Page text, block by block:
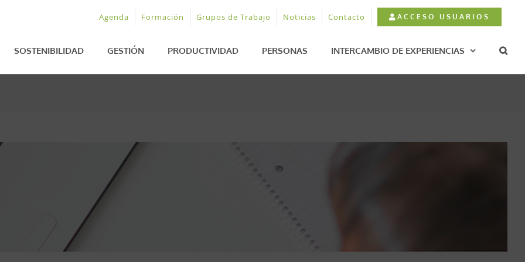
Agenda Formación Grupos de Trabajo Noticias Contacto ACCESO USUARIOS
SOSTENIBILIDAD GESTIÓN PRODUCTIVIDAD PERSONAS INTERCAMBIO DE EXPERIENCIAS